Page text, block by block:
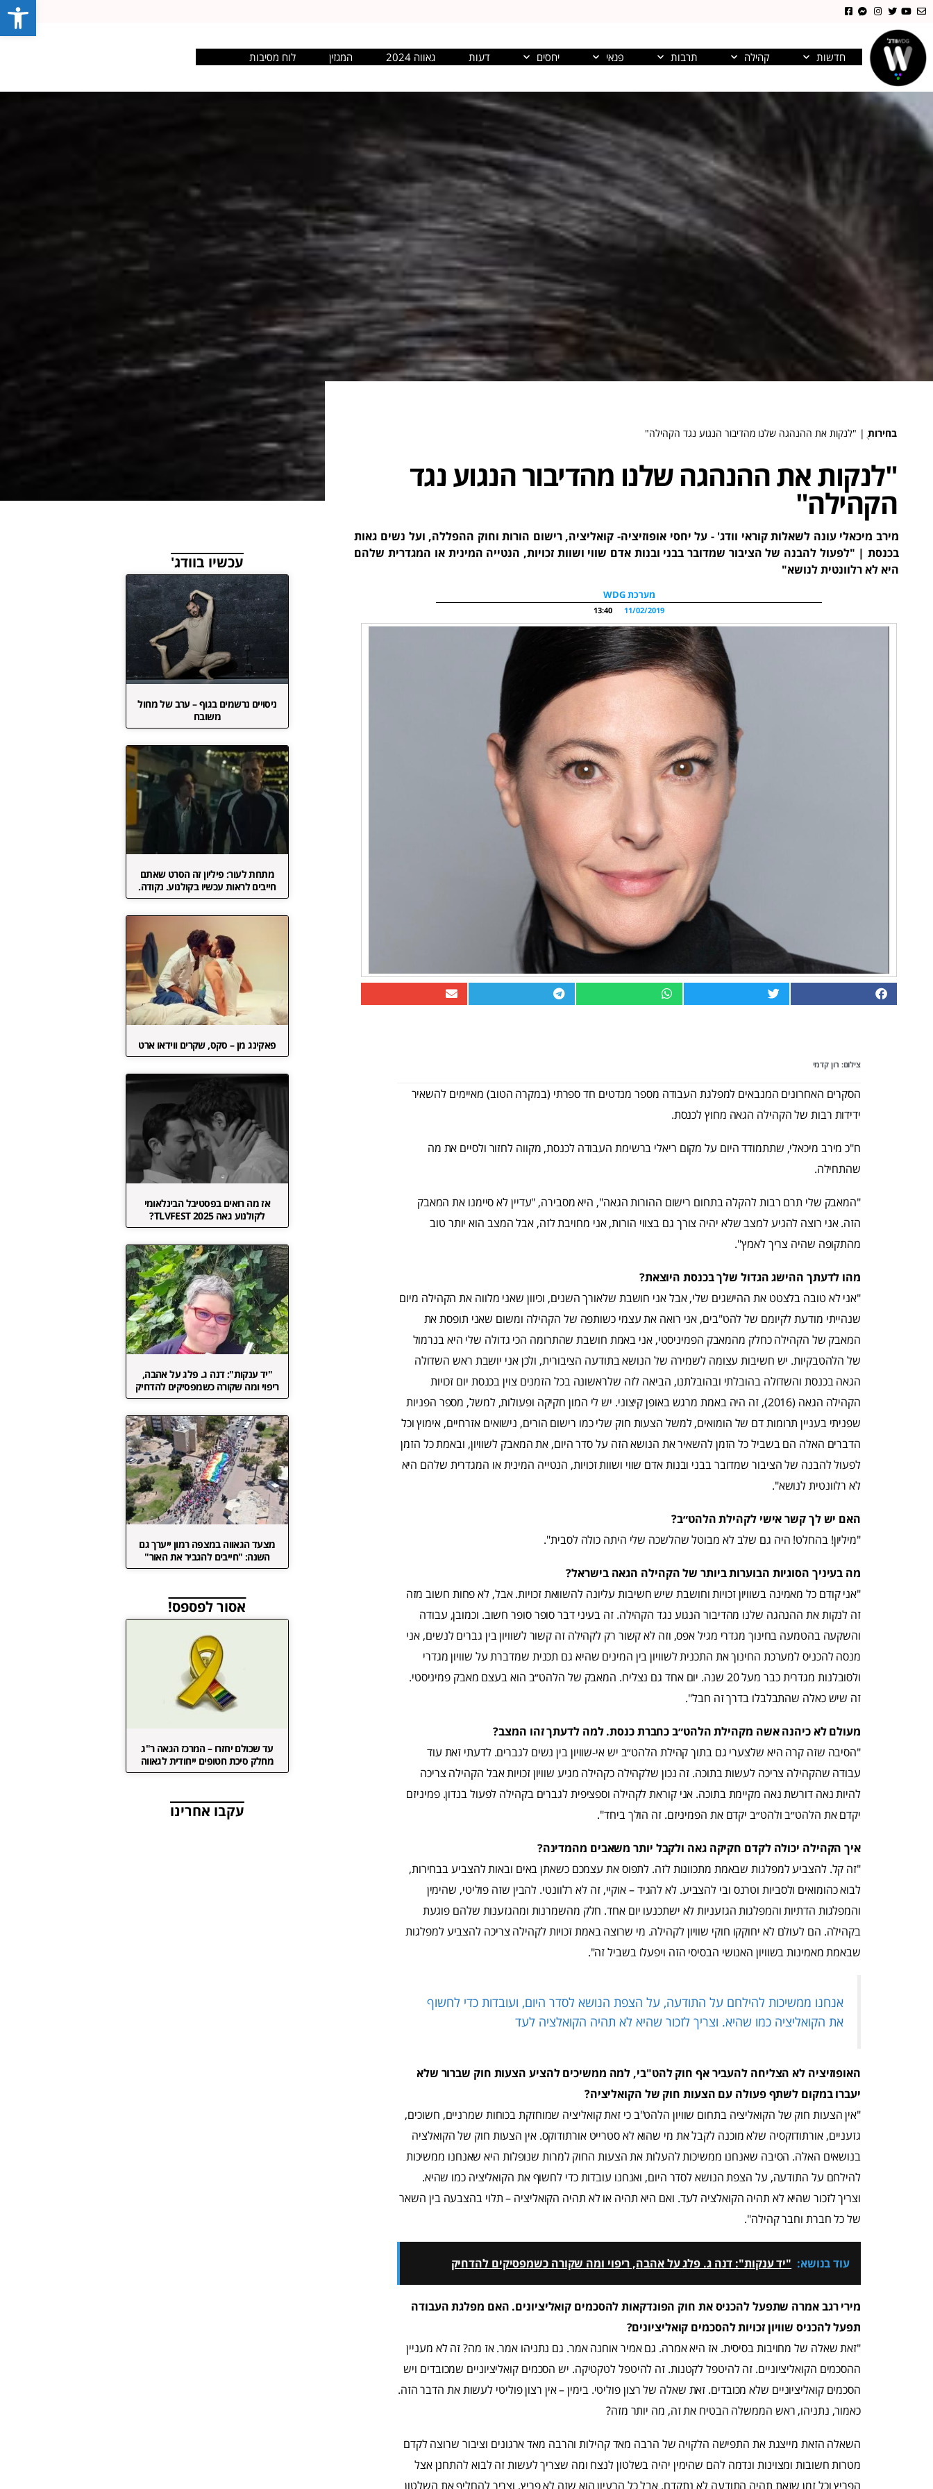
חדשות קהילה תרבות פנאי יחסים דעות גאווה 2024 המגזין לוח מסיבות
בחירות ֻ| "לנקות את ההנהגה שלנו מהדיבור הנגוע נגד הקהילה"
"לנקות את ההנהגה שלנו מהדיבור הנגוע נגד
הקהילה"
מירב מיכאלי עונה לשאלות קוראי וודג' - על יחסי אופוזיציה- קואליציה, רישום הורות וחוק ההפללה, ועל נשים גאות
בכנסת | "לפעול להבנה של הציבור שמדובר בבני ובנות אדם שווי ושוות זכויות, הנטייה המינית או המגדרית שלהם
היא לא רלוונטית לנושא"
מערכת WDG
11/02/2019
13:40
צילום: רון קדמי
הסקרים האחרונים המנבאים למפלגת העבודה מספר מנדטים חד ספרתי (במקרה הטוב) מאיימים להשאיר
ידידות רבות של הקהילה הגאה מחוץ לכנסת.
ח"כ מירב מיכאלי, שתתמודד היום על מקום ריאלי ברשימת העבודה לכנסת, מקווה לחזור ולסיים את מה
שהתחילה.
"המאבק שלי תרם רבות להקלה בתחום רישום ההורות הגאה", היא מסבירה, "עדיין לא סיימנו את המאבק
הזה. אני רוצה להגיע למצב שלא יהיה צורך גם בצווי הורות, אני מחויבת לזה, אבל המצב הוא יותר טוב
מהתקופה שהיה צריך לאמץ".
מהו לדעתך ההישג הגדול שלך בכנסת היוצאת?
"אני לא טובה בלצטט את ההישגים שלי, אבל אני חושבת שלאורך השנים, וכיוון שאני מלווה את הקהילה מיום
שנהייתי מודעת לקיומם של להט"בים, אני רואה את עצמי כשותפה של הקהילה ומשום שאני תופסת את
המאבק של הקהילה כחלק מהמאבק הפמיניסטי, אני באמת חושבת שהתרומה הכי גדולה שלי היא בנרמול
של הלהטבקיות. יש חשיבות עצומה לשמירה של הנושא בתודעה הציבורית, ולכן אני יושבת ראש השדולה
הגאה בכנסת והשדולה בהובלתי ובהובלתנו, הביאה לזה שלראשונה בכל הזמנים צוין בכנסת יום זכויות
הקהילה הגאה (2016), זה היה באמת מרגש באופן קיצוני. יש לי המון חקיקה ופעולות, למשל, מספר הפניות
שפניתי בעניין תרומות דם של הומואים, למשל הצעות חוק שלי כמו רישום הורים, נישואים אזרחיים, אימוץ וכל
הדברים האלה הם בשביל כל הזמן להשאיר את הנושא הזה על סדר היום, את המאבק לשוויון, ובאמת כל הזמן
לפעול להבנה של הציבור שמדובר בבני ובנות אדם שווי ושוות זכויות, הנטייה המינית או המגדרית שלהם היא
לא רלוונטית לנושא".
האם יש לך קשר אישי לקהילת הלהט״ב?
"מיליון! בהחלט! היה גם שלב לא מבוטל שהלשכה שלי היתה כולה לסבית".
מה בעיניך הסוגיות הבוערות ביותר של הקהילה הגאה בישראל?
"אני קודם כל מאמינה בשוויון זכויות וחושבת שיש חשיבות עליונה להשוואת זכויות. אבל, לא פחות חשוב מזה
זה לנקות את ההנהגה שלנו מהדיבור הנגוע נגד הקהילה. זה בעיני דבר סופר סופר חשוב. וכמובן, עבודה
והשקעה בהטמעה בחינוך מגדרי מגיל אפס, וזה לא קשור רק לקהילה זה קשור לשוויון בין גברים לנשים, אני
מנסה להכניס למערכת החינוך את התכנית לשוויון בין המינים שהיא גם תכנית שמדברת על שוויון מגדרי
ולסובלנות מגדרית כבר מעל 20 שנה. יום אחד גם נצליח. המאבק של הלהט״ב הוא בעצם מאבק פמיניסטי.
זה שיש כאלה שהתבלבלו בדרך זה חבל".
מעולם לא כיהנה אשה מקהילת הלהט״ב כחברת כנסת. למה לדעתך זהו המצב?
"הסיבה שזה קרה היא שלצערי גם בתוך קהילת הלהט״ב יש אי-שוויון בין נשים לגברים. לדעתי זאת עוד
עבודה שהקהילה צריכה לעשות בתוכה. זה נכון שלקהילה כקהילה מגיע שוויון זכויות אבל הקהילה צריכה
להיות נאה דורשת נאה מקיימת בתוכה. אני קוראת לקהילה וספציפית לגברים בקהילה לפעול בנדון. פמיניזם
יקדם את הלהט״ב ולהט״ב יקדם את הפמיניזם. זה הולך ביחד".
איך הקהילה יכולה לקדם חקיקה גאה ולקבל יותר משאבים מהמדינה?
"זה קל. להצביע למפלגות שבאמת מתכוונות לזה. לתפוס את עצמכם כשאתן באים ובאות להצביע בבחירות,
לבוא כהומואים ולסביות וטרנס ובי להצביע. לא להגיד – אוקיי, זה לא רלוונטי. להבין שזה פוליטי, שהימין
והמפלגות הדתיות והמפלגות הגזעניות לא ישתכנעו יום אחד. חלק מהשמרנות ומהגזענות שלהם פוגעת
בקהילה. הם לעולם לא יחוקקו חוקי שוויון לקהילה. מי שרוצה באמת זכויות לקהילה צריכה להצביע למפלגות
שבאמת מאמינות בשוויון האנושי הבסיסי הזה ויפעלו בשביל זה".
אנחנו ממשיכות להילחם על התודעה, על הצפת הנושא לסדר היום, ועובדות כדי לחשוף
את הקואליציה כמו שהיא. וצריך לזכור שהיא לא תהיה הקואלציה לעד
האופוזיציה לא הצליחה להעביר אף חוק להט"בי, למה ממשיכים להציע הצעות חוק שברור שלא
יעברו במקום לשתף פעולה עם הצעות חוק של הקואליציה?
"אין הצעות חוק של הקואליציה בתחום שוויון הלהט"ב כי זאת קואליציה שמוחזקת בכוחות שמרניים, חשוכים,
גזעניים, אורתודוקסיה שלא מוכנה לקבל את מי שהוא לא סטרייט אורתודוקס. אין הצעות חוק של הקואלציה
בנושאים האלה. הסיבה שאנחנו ממשיכות להעלות את הצעות החוק למרות שנופלות היא שאנחנו ממשיכות
להילחם על התודעה, על הצפת הנושא לסדר היום, ואנחנו עובדות כדי לחשוף את הקואליציה כמו שהיא.
וצריך לזכור שהיא לא תהיה הקואלציה לעד. ואם היא תהיה או לא תהיה הקואליציה – תלוי בהצבעה בין השאר
של כל חברת וחבר קהילה".
עוד בנושא: "יד ענקות": דנה ג. פלג על אהבה, ריפוי ומה שקורה כשמפסיקים להדחיק
מירי רגב אמרה שתפעל להכניס את חוק הפונדקאות להסכמים קואליציונים. האם מפלגת העבודה
תפעל להכניס שוויון זכויות להסכמים קואליציונים?
"זאת שאלה של מחויבות בסיסית. אז היא אמרה. גם אמיר אוחנה אמר. גם נתניהו אמר. אז מה? זה לא מעניין
ההסכמים הקואליציוניים. זה להיטפל לקטנות. זה להיטפל לטקטיקה. יש הסכמים קואליציוניים שמכובדים ויש
הסכמים קואליציוניים שלא מכובדים. זאת שאלה של רצון פוליטי. בימין – אין רצון פוליטי לעשות את הדבר הזה.
כאמור, נתניהו, ראש הממשלה הבטיח את זה, מה יותר מזה?
השאלה הזאת מייצגת את התפישה הלקויה של הרבה מאד קהילות והרבה מאד ארגונים וציבור שרוצה לקדם
מטרות חשובות ומצוינות ונדמה להם שהימין יהיה בשלטון לנצח ומה שצריך לעשות זה לבוא להתחנן אצל
הפריץ וכל זמן שזאת תהיה התודעה לא נתקדם. אבל כל הרעיון הוא שזה לא פריץ, וצריך להחליף את השלטון
עכשיו בוודג'
ניסויים נרשמים בגוף – ערב של מחול
משובח
מתחת לעור: פיליון זה הסרט שאתם
חייבים לראות עכשיו בקולנוע. נקודה.
פאקינג מן – סקס, שקרים ווידאו ארט
אז מה רואים בפסטיבל הבינלאומי
לקולנוע גאה TLVFEST 2025?
"יד ענקות": דנה ג. פלג על אהבה,
ריפוי ומה שקורה כשמפסיקים להדחיק
מצעד הגאווה במצפה רמון ייערך גם
השנה: "חייבים להגביר את האור"
אסור לפספס!
עד שכולם יחזרו – המרכז הגאה ר"ג
מחלק סיכת חטופים ייחודית לגאווה
עקבו אחרינו